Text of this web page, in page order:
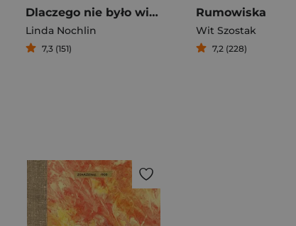
Dlaczego nie było wielkich artystek?
Linda Nochlin
7,3 (151)
Rumowiska
Wit Szostak
7,2 (228)